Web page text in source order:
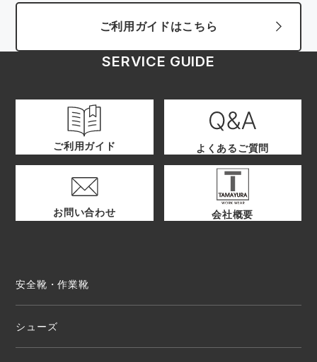
ご利用ガイドはこちら
SERVICE GUIDE
ご利用ガイド よくあるご質問
お問い合わせ 会社概要
安全靴・作業靴
シューズ